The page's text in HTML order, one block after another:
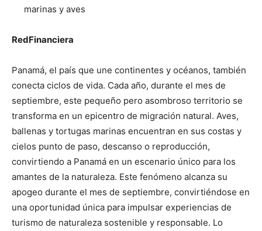
marinas y aves
RedFinanciera
Panamá, el país que une continentes y océanos, también
conecta ciclos de vida. Cada año, durante el mes de
septiembre, este pequeño pero asombroso territorio se
transforma en un epicentro de migración natural. Aves,
ballenas y tortugas marinas encuentran en sus costas y
cielos punto de paso, descanso o reproducción,
convirtiendo a Panamá en un escenario único para los
amantes de la naturaleza. Este fenómeno alcanza su
apogeo durante el mes de septiembre, convirtiéndose en
una oportunidad única para impulsar experiencias de
turismo de naturaleza sostenible y responsable. Lo